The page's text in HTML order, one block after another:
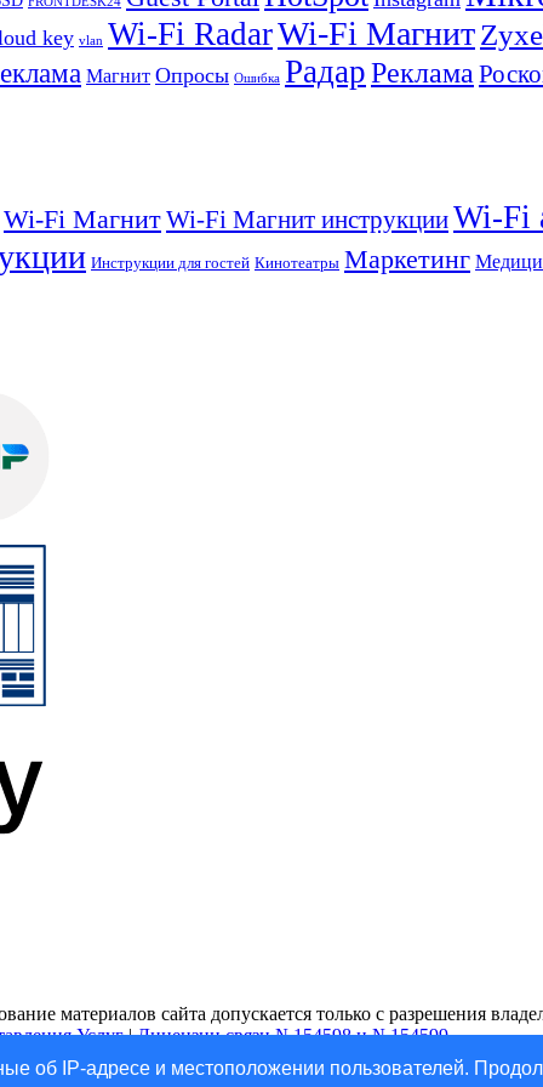
об IP-адресе и местоположении пользователей.
key vlan Wi-Fi RadarWi-Fi Магнит
Магнит Опросы Ошибка РадарРеклама
Wi-Fi МагнитWi-Fi Магнит инструкцииWi-Fi
Инструкции для гостей Кинотеатры Маркетинг
материалов сайта допускается только с разрешения
Услуг|Лицензии связи №154598 и №154599